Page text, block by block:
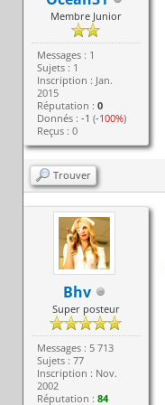
Membre Junior
Messages : 1
Sujets : 1
Inscription : Jan.
2015
Réputation :0
Donnés :-1 (-100%)
Reçus : 0
Trouver
Bhv
Super posteur
Messages : 5 713
Sujets : 77
Inscription : Nov.
2002
Réputation :84